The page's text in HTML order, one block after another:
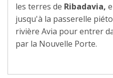
les terres de Ribadavia,
jusqu'à la passerelle
rivière Avia pour entrer
par la Nouvelle Porte.